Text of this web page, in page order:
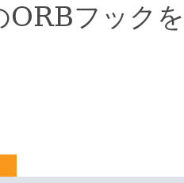
ORBフック